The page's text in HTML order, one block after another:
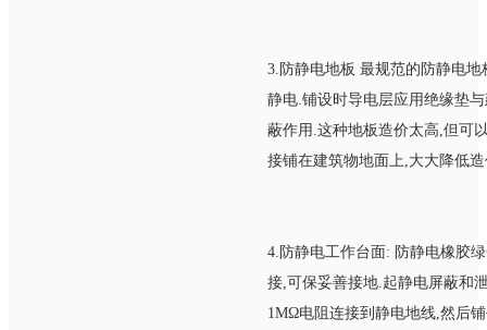
3.防静电地板 最规范的防静电
静电.铺设时导电层应用绝缘垫
蔽作用.这种地板造价太高,但可
接铺在建筑物地面上,大大降低
4.防静电工作台面: 防静电橡胶
接,可保妥善接地.起静电屏蔽和
1MΩ电阻连接到静电地线,然后